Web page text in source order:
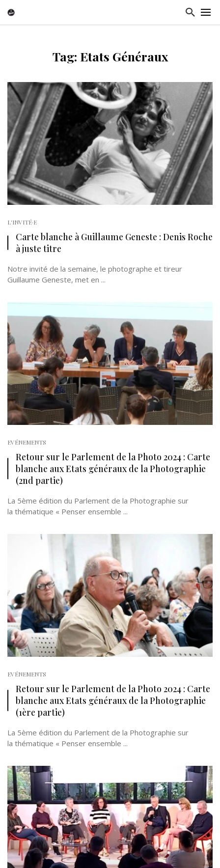
Tag: Etats Généraux
L'INVITÉ·E
Carte blanche à Guillaume Geneste : Denis Roche
à juste titre
Notre invité de la semaine, le photographe et tireur
Guillaume Geneste, met en ...
EVÉNEMENTS
Retour sur le Parlement de la Photo 2024 : Carte
blanche aux Etats généraux de la Photographie
(2nd partie)
La 5ème édition du Parlement de la Photographie sur
la thématique « Penser ensemble ...
EVÉNEMENTS
Retour sur le Parlement de la Photo 2024 : Carte
blanche aux Etats généraux de la Photographie
(1ère partie)
La 5ème édition du Parlement de la Photographie sur
la thématique « Penser ensemble ...